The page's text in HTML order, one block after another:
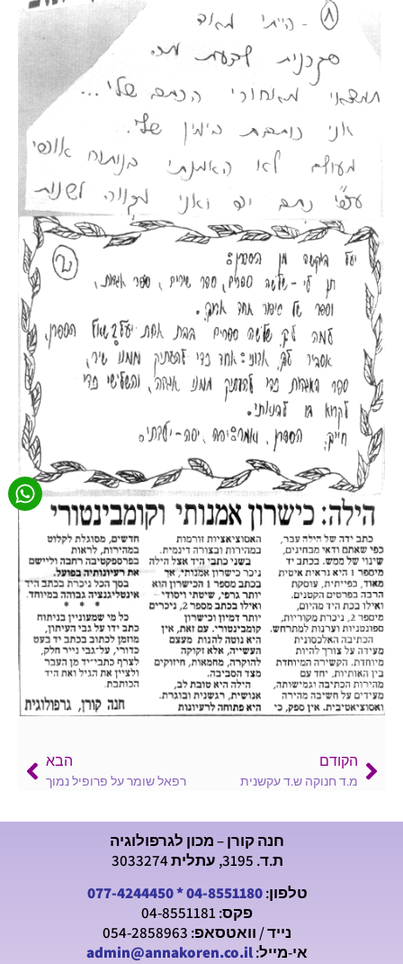
הקודם
מ.ד חנוקה ש.ד עקשנית
הבא
רפאל שומר על פרופיל נמוך
חנה קורן – מכון לגרפולוגיה
ת.ד. 3195, עתלית 3033274
טלפון:04-8551180
*
077-4244450
פקס: 04-8551181
נייד / וואטסאפ: 054-2858963
אי-מייל:admin@annakoren.co.il